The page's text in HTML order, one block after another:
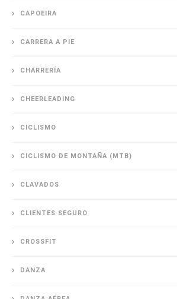
CAPOEIRA
CARRERA A PIE
CHARRERÍA
CHEERLEADING
CICLISMO
CICLISMO DE MONTAÑA (MTB)
CLAVADOS
CLIENTES SEGURO
CROSSFIT
DANZA